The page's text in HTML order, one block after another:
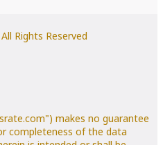
Rights Reserved
makes no guarantee
completeness of the data